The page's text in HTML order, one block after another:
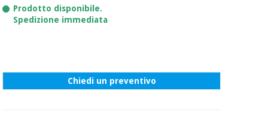
Prodotto disponibile.
Spedizione immediata
Chiedi un preventivo